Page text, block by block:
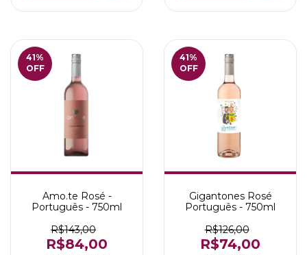
41%
OFF
Amo.te Rosé -
Português - 750ml
R$143,00
R$84,00
41%
OFF
Gigantones Rosé
Português - 750ml
R$126,00
R$74,00